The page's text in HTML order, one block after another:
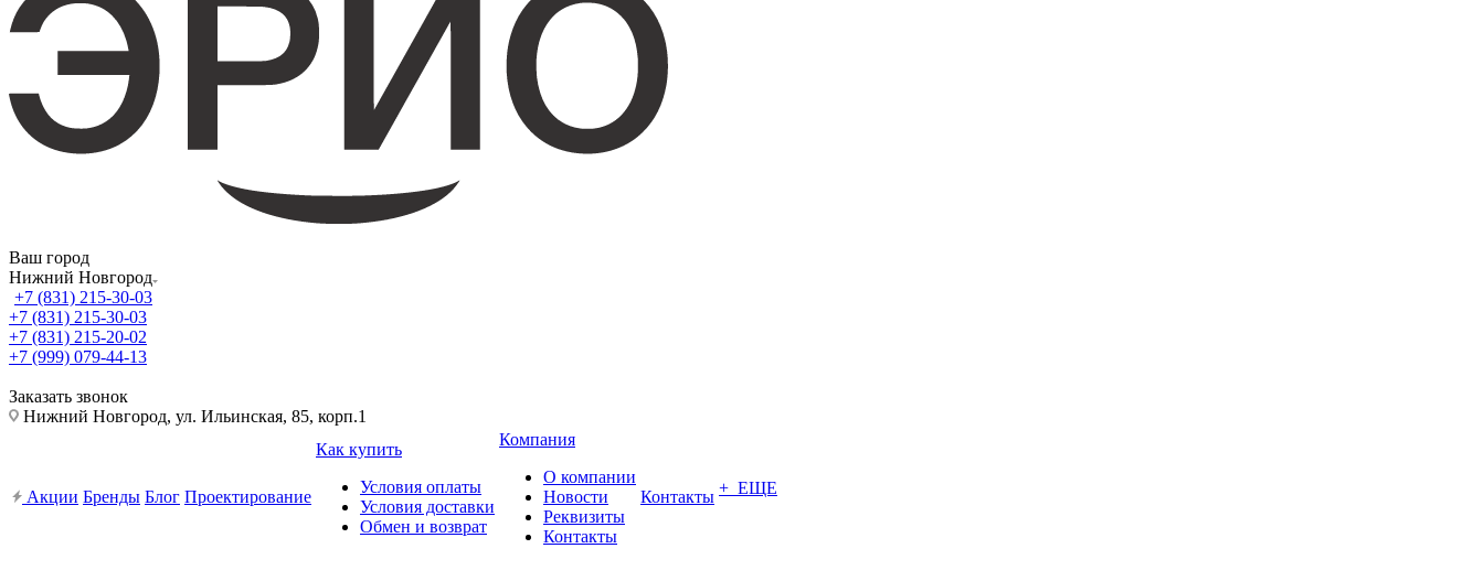
Ваш город
Нижний Новгород
+7 (831) 215-30-03
+7 (831) 215-30-03
+7 (831) 215-20-02
+7 (999) 079-44-13
Заказать звонок
Нижний Новгород, ул. Ильинская, 85, корп.1
Акции Бренды Блог Проектирование
Как купить
Условия оплаты
Условия доставки
Обмен и возврат
Компания
О компании
Новости
Реквизиты
Контакты
Контакты + ЕЩЕ